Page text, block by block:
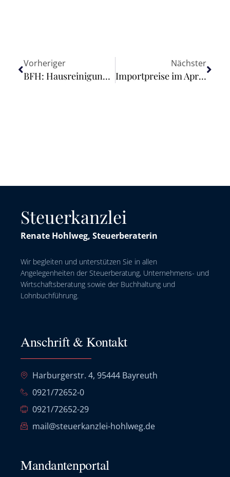
Vorheriger
BFH: Hausreinigung und die Folgen für die erweiterte Kürzung gemäß § 9 Nr. 1 Satz 2 GewStG – Betreuung von Wohnungsbauten
Nächster
Importpreise im April 2023: -7,0% gegenüber April 2022
Steuerkanzlei
Renate Hohlweg, Steuerberaterin
Wir begleiten und unterstützen Sie in allen
Angelegenheiten der Steuerberatung, Unternehmens- und
Wirtschaftsberatung sowie der Buchhaltung und
Lohnbuchführung.
Anschrift & Kontakt
Harburgerstr. 4, 95444 Bayreuth
0921/72652-0
0921/72652-29
mail@steuerkanzlei-hohlweg.de
Mandantenportal